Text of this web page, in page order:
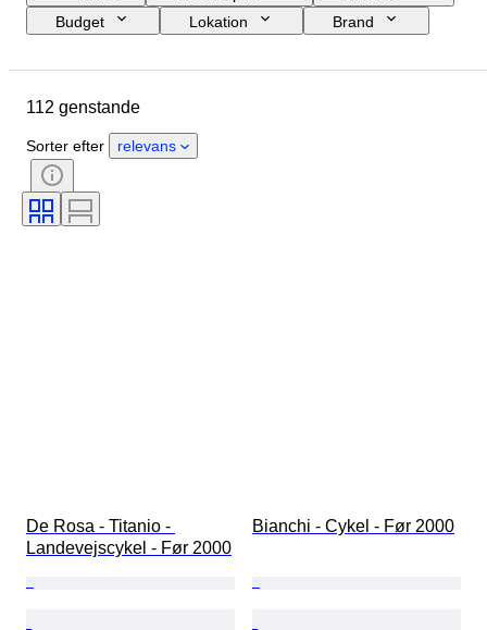
Budget
Lokation
Brand
Sport
Sportsmemorabilia type
Størrelsesmåling
112 genstande
Sorter efter relevans
De Rosa - Titanio -
Landevejscykel - Før 2000
Bianchi - Cykel - Før 2000